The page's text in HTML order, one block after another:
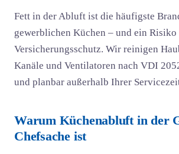
Fett in der Abluft ist die häufigste
gewerblichen Küchen – und ein
Versicherungsschutz. Wir reinigen
Kanäle und Ventilatoren nach VDI
und planbar außerhalb Ihrer
Warum Küchenabluft in der
Chefsache ist